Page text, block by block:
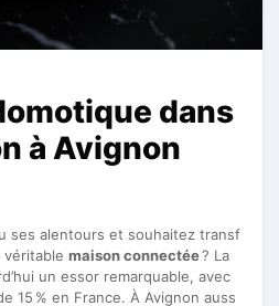
dans
à Avignon
ses alentours et souhaitez transf
maison connectée? La
un essor remarquable, avec
15 % en France. À Avignon auss